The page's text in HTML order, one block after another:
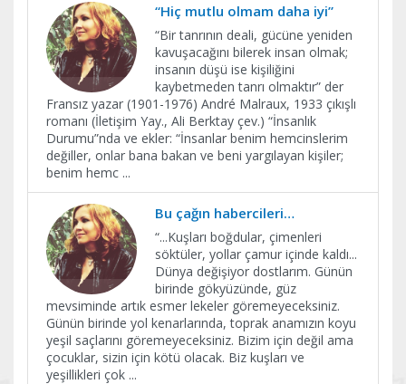
“Hiç mutlu olmam daha iyi”
“Bir tanrının deali, gücüne yeniden
kavuşacağını bilerek insan olmak;
insanın düşü ise kişiliğini
kaybetmeden tanrı olmaktır” der
Fransız yazar (1901-1976) André Malraux, 1933 çıkışlı
romanı (İletişim Yay., Ali Berktay çev.) “İnsanlık
Durumu”nda ve ekler: “İnsanlar benim hemcinslerim
değiller, onlar bana bakan ve beni yargılayan kişiler;
benim hemc ...
Bu çağın habercileri…
“...Kuşları boğdular, çimenleri
söktüler, yollar çamur içinde kaldı...
Dünya değişiyor dostlarım. Günün
birinde gökyüzünde, güz
mevsiminde artık esmer lekeler göremeyeceksiniz.
Günün birinde yol kenarlarında, toprak anamızın koyu
yeşil saçlarını göremeyeceksiniz. Bizim için değil ama
çocuklar, sizin için kötü olacak. Biz kuşları ve
yeşillikleri çok ...